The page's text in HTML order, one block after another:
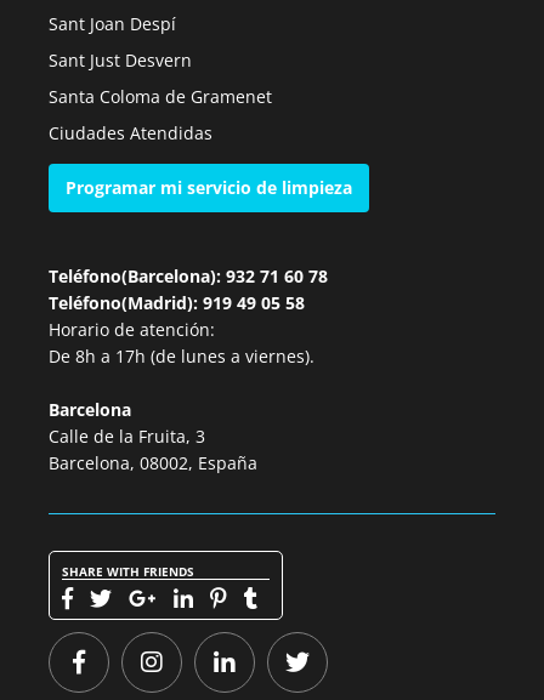
Sant Joan Despí
Sant Just Desvern
Santa Coloma de Gramenet
Ciudades Atendidas
Programar mi servicio de limpieza
Teléfono(Barcelona): 932 71 60 78
Teléfono(Madrid): 919 49 05 58
Horario de atención:
De 8h a 17h (de lunes a viernes).
Barcelona
Calle de la Fruita, 3
Barcelona, 08002, España
SHARE WITH FRIENDS